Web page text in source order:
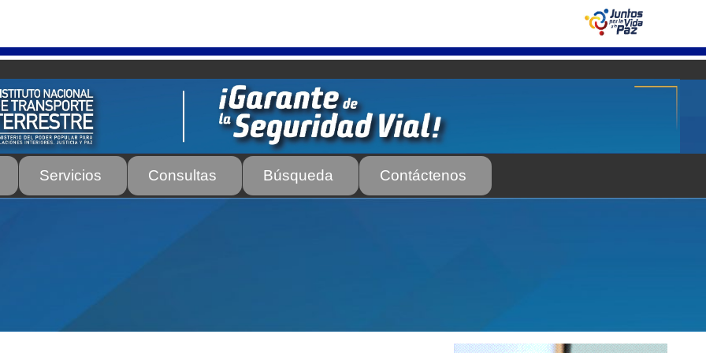
Servicios Consultas Búsqueda Contáctenos
e Instructores de Manejo Estacionamientos registrados ante el INTT Estructura Organizativa del INTT Homologación